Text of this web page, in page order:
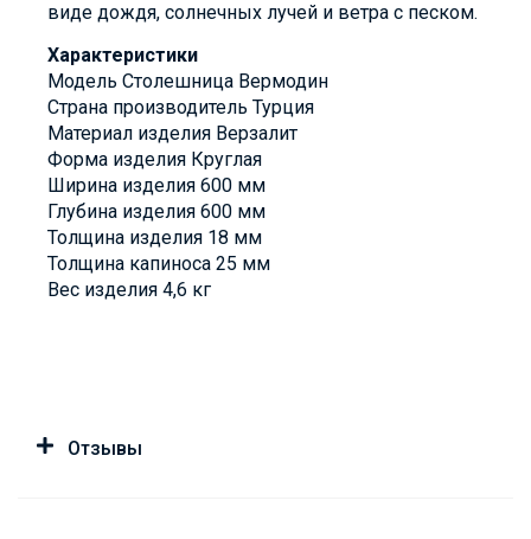
виде дождя, солнечных лучей и ветра с песком.
Характеристики
Модель Столешница Вермодин
Страна производитель Турция
Материал изделия Верзалит
Форма изделия Круглая
Ширина изделия 600 мм
Глубина изделия 600 мм
Толщина изделия 18 мм
Толщина капиноса 25 мм
Вес изделия 4,6 кг
Отзывы